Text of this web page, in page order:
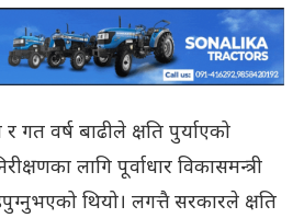
गत वर्ष बाढीले क्षति पुर्याएको
लागि पूर्वाधार विकासमन्त्री
थियो। लगत्तै सरकारले क्षति